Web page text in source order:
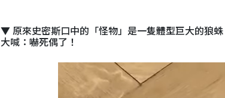
▼ 原來史密斯口中的「怪物」是一隻體型巨大的狼
大喊：嚇死偶了！